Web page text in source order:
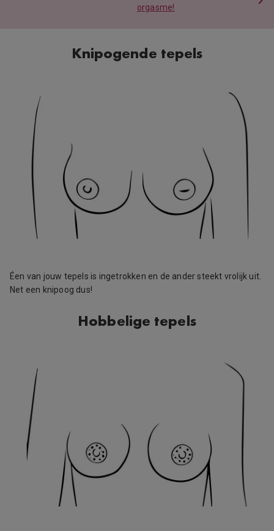
orgasme!
Knipogende tepels
Éen van jouw tepels is ingetrokken en de ander steekt vrolijk uit.
Net een knipoog dus!
Hobbelige tepels